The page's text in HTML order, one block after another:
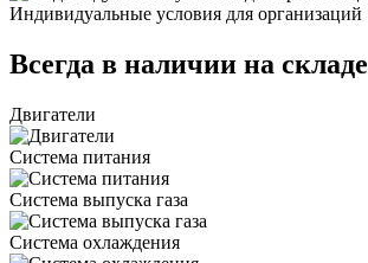
Индивидуальные условия для организаций
Всегда в наличии на складе
Двигатели
Система питания
Система выпуска газа
Система охлаждения